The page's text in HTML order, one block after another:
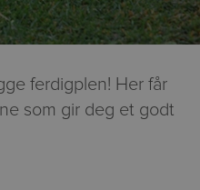
ferdigplen! Her får
som gir deg et godt